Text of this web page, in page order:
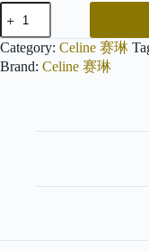
Celine*Cles16
系
列
手
袋
Category: Celine 赛琳
Brand: Celine 赛琳